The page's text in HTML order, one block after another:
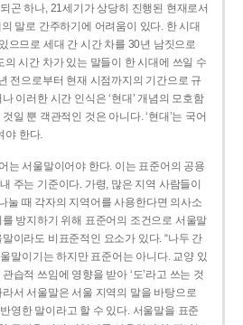
곤 하나, 21세기가 상당히 진행된 현재로서
말로 간주하기에 어려움이 있다. 한 시대
으므로 세대 간 시간 차를 30년 남짓으로
시간 차가 있는 말들이 한 시대에 쓰일 수
전으로부터 현재 시점까지의 기간으로 규
이러한 시간 인식은 ‘현대’ 개념의 모호함
일 뿐 객관적인 것은 아니다. ‘현대’는 국어
야 한다.
는 서울말이어야 한다. 이는 표준어의 공용
주는 기준이다. 가령, 많은 지역 사람들이
눌 때 각자의 지역어를 사용한다면 의사소
방지하기 위해 표준어의 조건으로 서울말
이라도 비표준적인 요소가 있다. “나두 간
울말이기는 하지만 표준어는 아니다. 교양 있
습적 쓰임에 영향을 받아 ‘도’라고 쓰는 것
서 서울말은 서울 지역의 말을 바탕으로
영한 말이라고 할 수 있다. 서울말을 표준